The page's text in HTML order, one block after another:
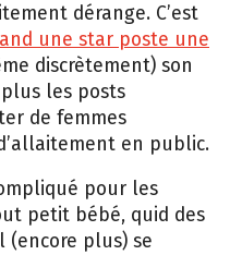
dérange. C’est
une star poste une
discrètement) son
les posts
de femmes
en public.
pour les
petit bébé, quid des
(encore plus) se